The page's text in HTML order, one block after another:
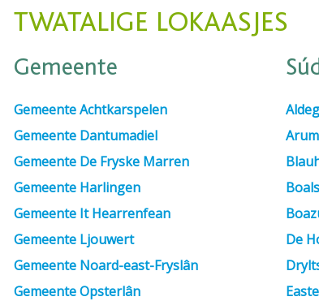
TWATALIGE LOKAASJES
Gemeente
Gemeente Achtkarspelen
Gemeente Dantumadiel
Gemeente De Fryske Marren
Gemeente Harlingen
Gemeente It Hearrenfean
Gemeente Ljouwert
Gemeente Noard-east-Fryslân
Gemeente Opsterlân
Arum
De